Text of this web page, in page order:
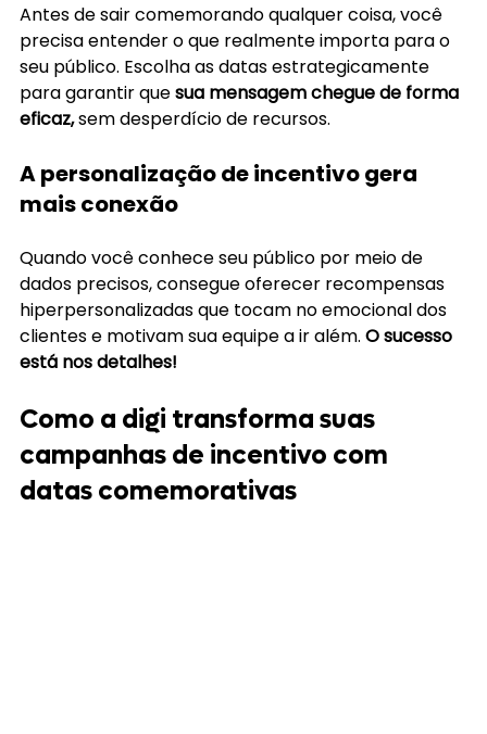
Antes de sair comemorando qualquer coisa, você
precisa entender o que realmente importa para o
seu público. Escolha as datas estrategicamente
para garantir que sua mensagem chegue de forma
eficaz, sem desperdício de recursos.
A personalização de incentivo gera
mais conexão
Quando você conhece seu público por meio de
dados precisos, consegue oferecer recompensas
hiperpersonalizadas que tocam no emocional dos
clientes e motivam sua equipe a ir além. O sucesso
está nos detalhes!
Como a digi transforma suas
campanhas de incentivo com
datas comemorativas